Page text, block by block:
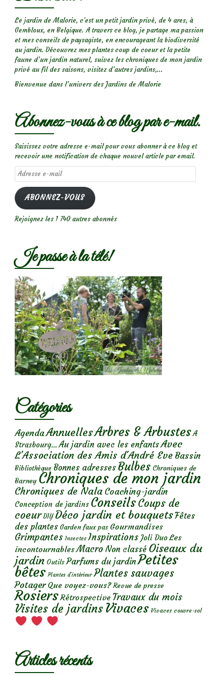
Le jardin de Malorie, c'est un petit jardin privé, de 4 ares, à
Gembloux, en Belgique. A travers ce blog, je partage ma passion
et mes conseils de paysagiste, en encourageant la biodiversité
au jardin. Découvrez mes plantes coup de coeur et la petite
faune d’un jardin naturel, suivez les chroniques de mon jardin
privé au fil des saisons, visitez d’autres jardins,...
Bienvenue dans l’univers des Jardins de Malorie
Abonnez-vous à ce blog par e-mail.
Saisissez votre adresse e-mail pour vous abonner à ce blog et
recevoir une notification de chaque nouvel article par email.
Adresse
e-
mail
ABONNEZ-VOUS
Rejoignez les 1 740 autres abonnés
Je passe à la télé!
Catégories
AgendaAnnuellesArbres & Arbustes A
Strasbourg... Au jardin avec les enfantsAvec
L'Association des Amis d'André Eve Bassin
Bibliothèque Bonnes adresses Bulbes Chroniques de
Barney Chroniques de mon jardin
Chroniques de Nala Coaching-jardin
Conception de jardins ConseilsCoups de
coeur DIY Déco jardin et bouquetsFêtes
des plantes Garden faux pas Gourmandises
Grimpantes Insectes Inspirations Joli Duo Les
incontournables Macro Non classé Oiseaux du
jardin Outils Parfums du jardinPetites
bêtes Plantes d’intérieur Plantes sauvages
Potager Que voyez-vous? Revue de presse
Rosiers Rétrospective Travaux du mois
Visites de jardins Vivaces Vivaces couvre-sol
Articles récents